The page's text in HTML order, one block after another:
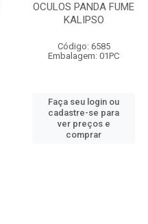
OCULOS PANDA FUME
KALIPSO
Código: 6585
Embalagem: 01PC
Faça seu login ou
cadastre-se para
ver preços e
comprar